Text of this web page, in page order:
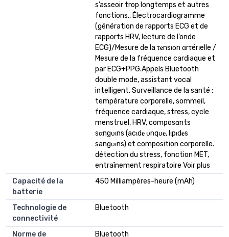
s’asseoir trop longtemps et autres
fonctions., Électrocardiogramme
(génération de rapports ECG et de
rapports HRV, lecture de l’onde
ECG)/Mesure de la τ𝐞nsιοn αrτérιelle /
Mesure de la fréquence cardiaque et
par ECG+PPG.Appels Bluetooth
double mode, assistant vocal
intelligent. Surveillance de la santé :
température corporelle, sommeil,
fréquence cardiaque, stress, cycle
menstruel, HRV, composαnts
sαngυιns (acιd𝐞 υrιqυ𝐞, lιpιd𝐞s
sangυιns) et composition corporelle.
détection du stress, fonction MET,
entraînement respiratoire Voir plus
Capacité de la
batterie
450 Milliampères-heure (mAh)
Technologie de
connectivité
Bluetooth
Norme de
Bluetooth